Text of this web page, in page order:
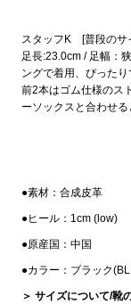
スタッフK [普段のサ
足長:23.0cm / 足幅：
ングで着用、ぴったり
前2本はゴム仕様のス
ーソックスと合わせる
●素材：合成皮革
●ヒール：1cm (low)
●原産国：中国
●カラー：ブラック
＞ サイズについて/靴